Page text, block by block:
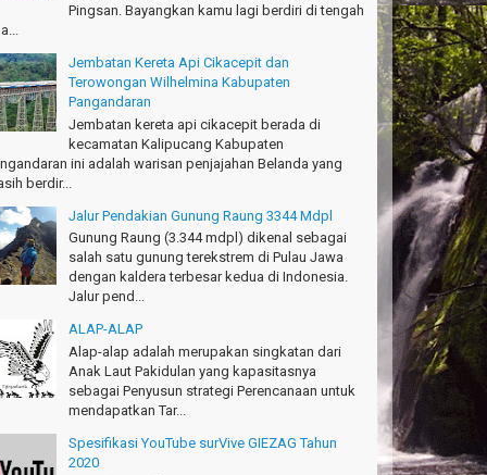
キサイティングなツアー。ありがとう Arief
Osaka Japan
palace
- Fukusima Japan
Pingsan. Bayangkan kamu lagi berdiri di tengah
Jembatan Kereta Api Cikacepit dan
Terowongan Wilhelmina Kabupaten
Pangandaran
Jembatan kereta api cikacepit berada di
kecamatan Kalipucang Kabupaten
ini adalah warisan penjajahan Belanda yang
berdir...
Jalur Pendakian Gunung Raung 3344 Mdpl
Gunung Raung (3.344 mdpl) dikenal sebagai
salah satu gunung terekstrem di Pulau Jawa
dengan kaldera terbesar kedua di Indonesia.
Jalur pend...
ALAP-ALAP
Alap-alap adalah merupakan singkatan dari
Anak Laut Pakidulan yang kapasitasnya
sebagai Penyusun strategi Perencanaan untuk
mendapatkan Tar...
Spesifikasi YouTube surVive GIEZAG Tahun
2020